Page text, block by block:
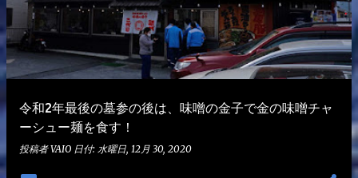
令和2年最後の墓参の後は、味噌の金子で金の味噌チャ
ーシュー麺を食す！
投稿者VAIO 日付: 水曜日, 12月 30, 2020